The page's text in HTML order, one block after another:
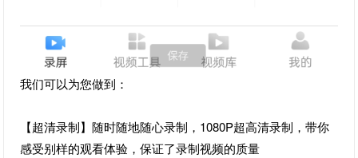
我们可以为您做到：
【超清录制】随时随地随心录制，1080P超高清录制，带你
感受别样的观看体验，保证了录制视频的质量